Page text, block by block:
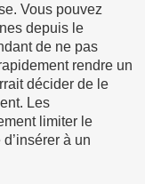
Vous pouvez
depuis le
de ne pas
rendre un
décider de le
Les
limiter le
à un